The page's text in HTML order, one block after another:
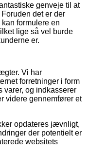
genveje til at
det er der
formulere en
lige så vel burde
er.
Vi har
forretninger i form
varer, og indkasserer
videre gennemfører et
opdateres jævnligt,
der potentielt er
websitets